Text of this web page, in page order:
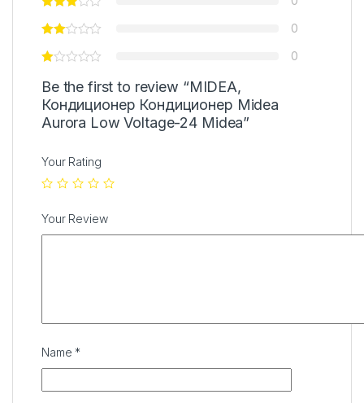
0
0
Be the first to review “MIDEA,
Кондиционер Кондиционер Midea
Aurora Low Voltage-24 Midea”
Your Rating
Your Review
Name *